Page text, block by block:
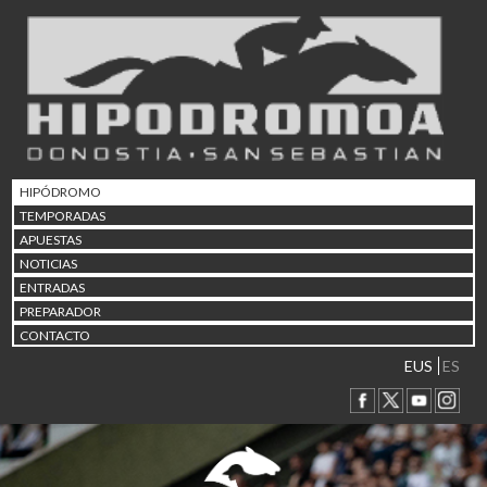
HIPÓDROMO
TEMPORADAS
APUESTAS
NOTICIAS
ENTRADAS
PREPARADOR
CONTACTO
EUS ES
02/08 17:30 Abuztuaren 2a / 2 de
Abuztuaren 9a / 9 de
12/08 12:08 Abuztaren 12a / 12 de
15/08 17:05 Abuztuaren 15a / 15 de
23/08 17:30 Abuztuaren 23a / 23 de
30/08 17:30 Abuztuaren 30a / 30 de
02/09 11:15
06/09 17:30 Irailaren 6a / 6 de
Irailaren 13a / 13 de
30/09 11:30 Irailaren 30a / 30 de